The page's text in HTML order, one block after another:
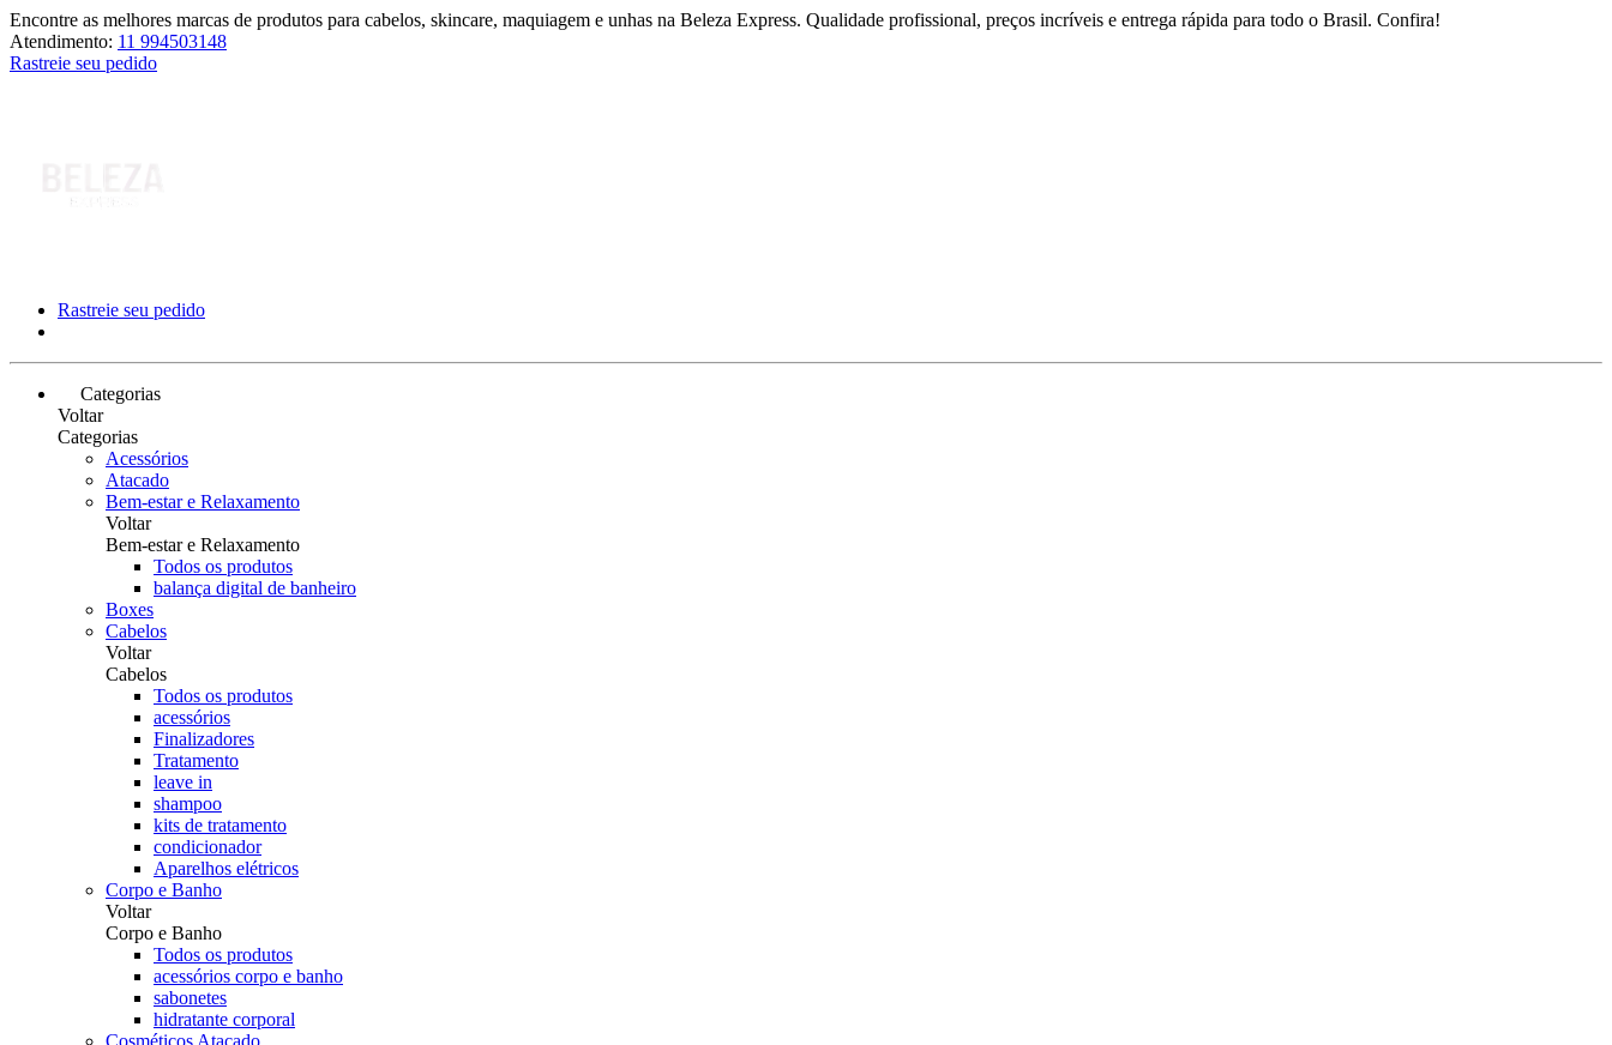
Encontre as melhores marcas de produtos para cabelos, skincare, maquiagem e unhas na Beleza Express. Qualidade profissional, preços incríveis e entrega rápida para todo o Brasil. Confira!
Atendimento: 11 994503148
Rastreie seu pedido
Rastreie seu pedido
Categorias
Voltar
Categorias
Acessórios
Atacado
Bem-estar e Relaxamento
Voltar
Bem-estar e Relaxamento
Todos os produtos
balança digital de banheiro
Boxes
Cabelos
Voltar
Cabelos
Todos os produtos
acessórios
Finalizadores
Tratamento
leave in
shampoo
kits de tratamento
condicionador
Aparelhos elétricos
Corpo e Banho
Voltar
Corpo e Banho
Todos os produtos
acessórios corpo e banho
sabonetes
hidratante corporal
Cosméticos Atacado